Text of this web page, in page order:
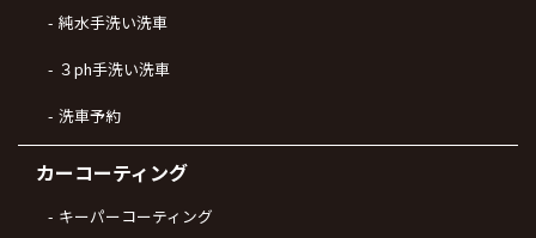
純水手洗い洗車
３ph手洗い洗車
洗車予約
カーコーティング
キーパーコーティング